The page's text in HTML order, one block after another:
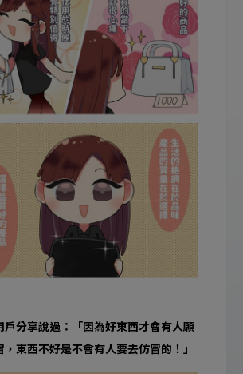
戶分享說過：「因為好東西才會有人願
，東西不好是不會有人要去仿冒的！」